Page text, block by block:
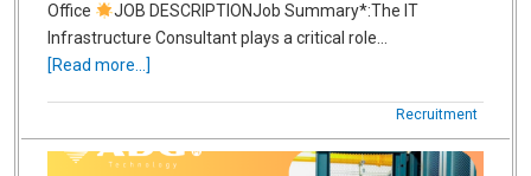
Office
JOB DESCRIPTIONJob Summary*:The IT
Infrastructure Consultant plays a critical role…
[Read more...]
Recruitment